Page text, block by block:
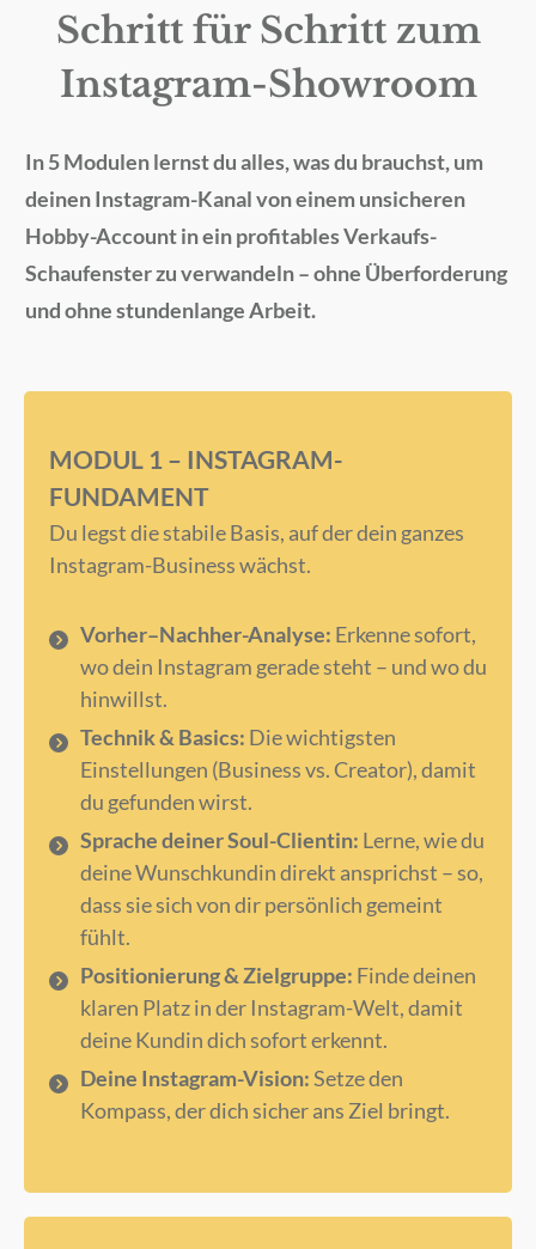
Schritt für Schritt zum
Instagram-Showroom
In 5 Modulen lernst du alles, was du brauchst, um
deinen Instagram-Kanal von einem unsicheren
Hobby-Account in ein profitables Verkaufs-
Schaufenster zu verwandeln – ohne Überforderung
und ohne stundenlange Arbeit.
MODUL 1 – INSTAGRAM-
FUNDAMENT
Du legst die stabile Basis, auf der dein ganzes
Instagram-Business wächst.
Vorher–Nachher-Analyse: Erkenne sofort,
wo dein Instagram gerade steht – und wo du
hinwillst.
Technik & Basics: Die wichtigsten
Einstellungen (Business vs. Creator), damit
du gefunden wirst.
Sprache deiner Soul-Clientin: Lerne, wie du
deine Wunschkundin direkt ansprichst – so,
dass sie sich von dir persönlich gemeint
fühlt.
Positionierung & Zielgruppe: Finde deinen
klaren Platz in der Instagram-Welt, damit
deine Kundin dich sofort erkennt.
Deine Instagram-Vision:Setze den
Kompass, der dich sicher ans Ziel bringt.